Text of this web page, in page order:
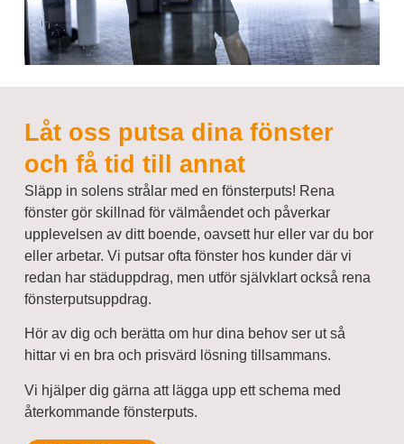
Låt oss putsa dina fönster
och få tid till annat
Släpp in solens strålar med en fönsterputs! Rena
fönster gör skillnad för välmåendet och påverkar
upplevelsen av ditt boende, oavsett hur eller var du bor
eller arbetar. Vi putsar ofta fönster hos kunder där vi
redan har städuppdrag, men utför självklart också rena
fönsterputsuppdrag.
Hör av dig och berätta om hur dina behov ser ut så
hittar vi en bra och prisvärd lösning tillsammans.
Vi hjälper dig gärna att lägga upp ett schema med
återkommande fönsterputs.